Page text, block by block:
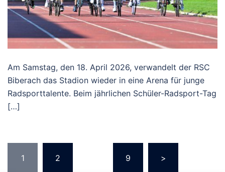
Am Samstag, den 18. April 2026, verwandelt der RSC
Biberach das Stadion wieder in eine Arena für junge
Radsporttalente. Beim jährlichen Schüler-Radsport-Tag
[…]
der
1 2 9 >